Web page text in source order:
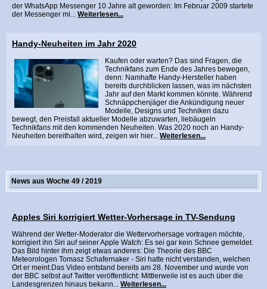
der WhatsApp Messenger 10 Jahre alt geworden: Im Februar 2009 startete
der Messenger mi... Weiterlesen...
Handy-Neuheiten im Jahr 2020
Kaufen oder warten? Das sind Fragen, die
Technikfans zum Ende des Jahres bewegen,
denn: Namhafte Handy-Hersteller haben
bereits durchblicken lassen, was im nächsten
Jahr auf den Markt kommen könnte. Während
Schnäppchenjäger die Ankündigung neuer
Modelle, Designs und Techniken dazu
bewegt, den Preisfall aktueller Modelle abzuwarten, liebäugeln
Technikfans mit den kommenden Neuheiten. Was 2020 noch an Handy-
Neuheiten bereithalten wird, zeigen wir hier... Weiterlesen...
News aus Woche 49 / 2019
Apples Siri korrigiert Wetter-Vorhersage in TV-Sendung
Während der Wetter-Moderator die Wettervorhersage vortragen möchte,
korrigiert ihn Siri auf seiner Apple Watch: Es sei gar kein Schnee gemeldet.
Das Bild hinter ihm zeigt etwas anderes: Die Theorie des BBC
Meteorologen Tomasz Schafernaker - Siri hatte nicht verstanden, welchen
Ort er meint.Das Video entstand bereits am 28. November und wurde von
der BBC selbst auf Twitter veröffentlicht: Mittlerweile ist es auch über die
Landesgrenzen hinaus bekann... Weiterlesen...